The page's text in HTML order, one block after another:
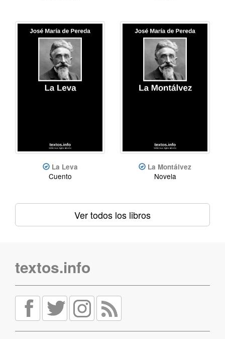
La Leva
Cuento
La Montálvez
Novela
Ver todos los libros
textos.info